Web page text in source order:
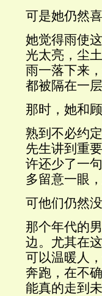
可是她仍然
她觉得雨使
光太亮，尘
雨一落下来
都被隔在一
那时，她和
熟到不必约
先生讲到重
许还少了一
多留意一眼
可他们仍然
那个年代的
边。尤其在
可以温暖人
奔跑，在不
能真的走到未